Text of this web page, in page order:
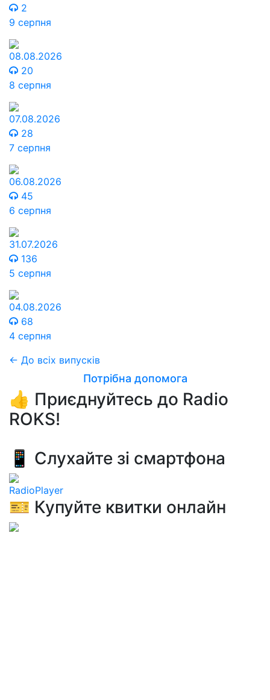
2
9 серпня
08.08.2026
20
8 серпня
07.08.2026
28
7 серпня
06.08.2026
45
6 серпня
31.07.2026
136
5 серпня
04.08.2026
68
4 серпня
← До всіх випусків
Потрібна допомога
👍 Приєднуйтесь до Radio
ROKS!
📱 Слухайте зі смартфона
RadioPlayer
🎫 Купуйте квитки онлайн